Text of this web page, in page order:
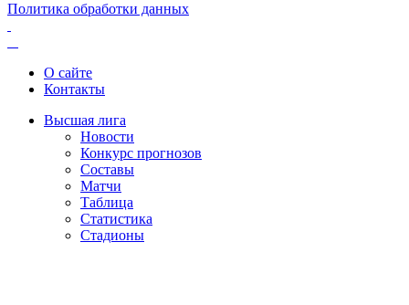
Политика обработки данных
О сайте
Контакты
Высшая лига
Новости
Конкурс прогнозов
Составы
Матчи
Таблица
Статистика
Стадионы